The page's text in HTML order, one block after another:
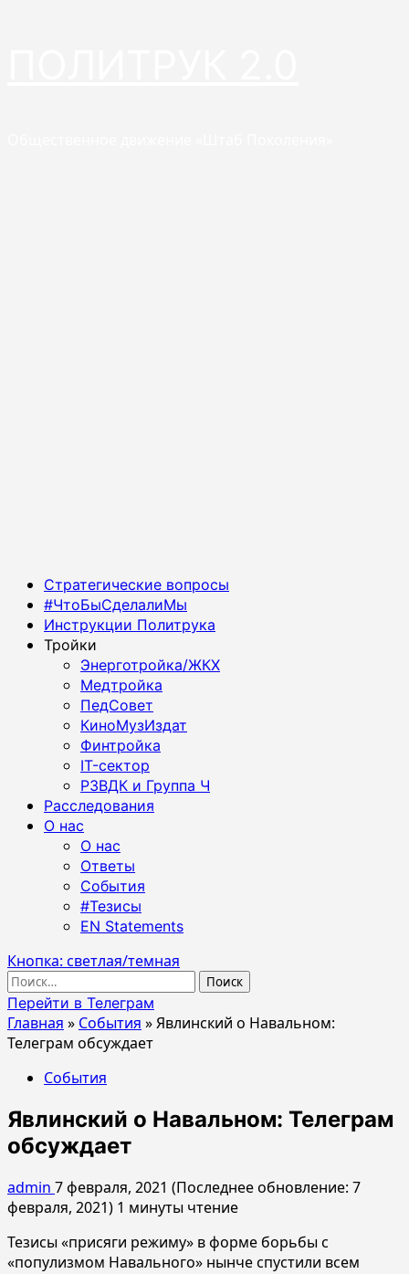
Основное
меню
Стратегические вопросы
#ЧтоБыСделалиМы
Инструкции Политрука
Тройки
Энерготройка/ЖКХ
Медтройка
ПедСовет
КиноМузИздат
Финтройка
IT-сектор
РЗВДК и Группа Ч
Расследования
О нас
О нас
Ответы
События
#Тезисы
EN Statements
Кнопка: светлая/темная
Найти:
Перейти в Телеграм
Главная » События »Явлинский о Навальном:
Телеграм обсуждает
События
Явлинский о Навальном: Телеграм
обсуждает
admin 7 февраля, 2021 (Последнее обновление: 7
февраля, 2021) 1 минуты чтение
Тезисы «присяги режиму» в форме борьбы с
«популизмом Навального» нынче спустили всем